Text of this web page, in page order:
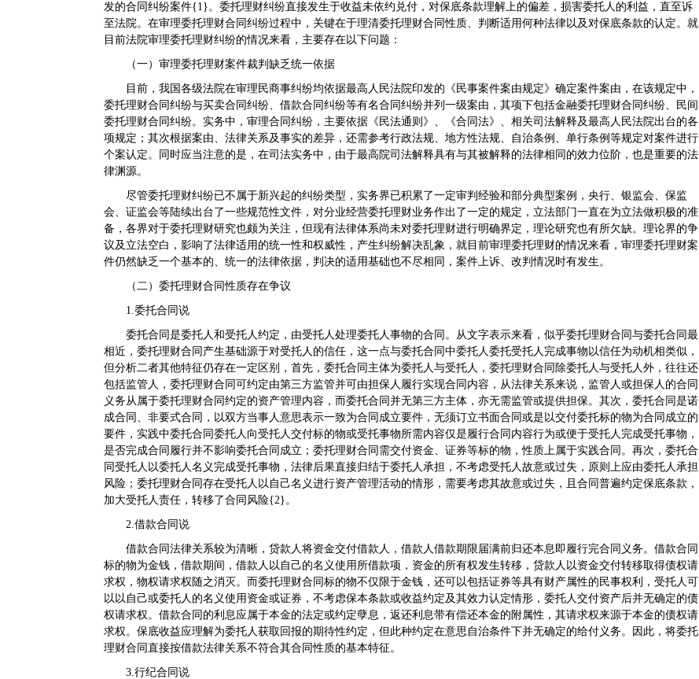
发的合同纠纷案件{1}。委托理财纠纷直接发生于收益未依约兑付，对保底条款理解上的偏差，损害委托人的利益，直至诉
至法院。在审理委托理财合同纠纷过程中，关键在于理清委托理财合同性质、判断适用何种法律以及对保底条款的认定。就
目前法院审理委托理财纠纷的情况来看，主要存在以下问题：
（一）审理委托理财案件裁判缺乏统一依据
目前，我国各级法院在审理民商事纠纷均依据最高人民法院印发的《民事案件案由规定》确定案件案由，在该规定中，
委托理财合同纠纷与买卖合同纠纷、借款合同纠纷等有名合同纠纷并列一级案由，其项下包括金融委托理财合同纠纷、民间
委托理财合同纠纷。实务中，审理合同纠纷，主要依据《民法通则》、《合同法》、相关司法解释及最高人民法院出台的各
项规定；其次根据案由、法律关系及事实的差异，还需参考行政法规、地方性法规、自治条例、单行条例等规定对案件进行
个案认定。同时应当注意的是，在司法实务中，由于最高院司法解释具有与其被解释的法律相同的效力位阶，也是重要的法
律渊源。
尽管委托理财纠纷已不属于新兴起的纠纷类型，实务界已积累了一定审判经验和部分典型案例，央行、银监会、保监
会、证监会等陆续出台了一些规范性文件，对分业经营委托理财业务作出了一定的规定，立法部门一直在为立法做积极的准
备，各界对于委托理财研究也颇为关注，但现有法律体系尚未对委托理财进行明确界定，理论研究也有所欠缺。理论界的争
议及立法空白，影响了法律适用的统一性和权威性，产生纠纷解决乱象，就目前审理委托理财的情况来看，审理委托理财案
件仍然缺乏一个基本的、统一的法律依据，判决的适用基础也不尽相同，案件上诉、改判情况时有发生。
（二）委托理财合同性质存在争议
1.委托合同说
委托合同是委托人和受托人约定，由受托人处理委托人事物的合同。从文字表示来看，似乎委托理财合同与委托合同最
相近，委托理财合同产生基础源于对受托人的信任，这一点与委托合同中委托人委托受托人完成事物以信任为动机相类似，
但分析二者其他特征仍存在一定区别，首先，委托合同主体为委托人与受托人，委托理财合同除委托人与受托人外，往往还
包括监管人，委托理财合同可约定由第三方监管并可由担保人履行实现合同内容，从法律关系来说，监管人或担保人的合同
义务从属于委托理财合同约定的资产管理内容，而委托合同并无第三方主体，亦无需监管或提供担保。其次，委托合同是诺
成合同、非要式合同，以双方当事人意思表示一致为合同成立要件，无须订立书面合同或是以交付委托标的物为合同成立的
要件，实践中委托合同委托人向受托人交付标的物或受托事物所需内容仅是履行合同内容行为或便于受托人完成受托事物，
是否完成合同履行并不影响委托合同成立；委托理财合同需交付资金、证券等标的物，性质上属于实践合同。再次，委托合
同受托人以委托人名义完成受托事物，法律后果直接归结于委托人承担，不考虑受托人故意或过失，原则上应由委托人承担
风险；委托理财合同存在受托人以自己名义进行资产管理活动的情形，需要考虑其故意或过失，且合同普遍约定保底条款，
加大受托人责任，转移了合同风险{2}。
2.借款合同说
借款合同法律关系较为清晰，贷款人将资金交付借款人，借款人借款期限届满前归还本息即履行完合同义务。借款合同
标的物为金钱，借款期间，借款人以自己的名义使用所借款项，资金的所有权发生转移，贷款人以资金交付转移取得债权请
求权，物权请求权随之消灭。而委托理财合同标的物不仅限于金钱，还可以包括证券等具有财产属性的民事权利，受托人可
以以自己或委托人的名义使用资金或证券，不考虑保本条款或收益约定及其效力认定情形，委托人交付资产后并无确定的债
权请求权。借款合同的利息应属于本金的法定或约定孽息，返还利息带有偿还本金的附属性，其请求权来源于本金的债权请
求权。保底收益应理解为委托人获取回报的期待性约定，但此种约定在意思自治条件下并无确定的给付义务。因此，将委托
理财合同直接按借款法律关系不符合其合同性质的基本特征。
3.行纪合同说